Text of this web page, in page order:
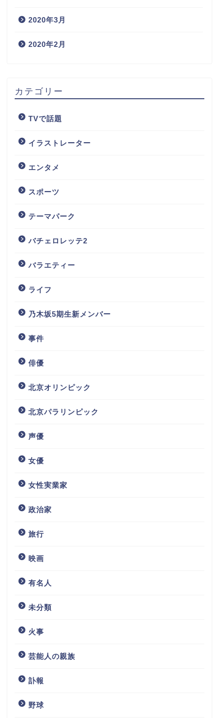
2020年3月
2020年2月
カテゴリー
TVで話題
イラストレーター
エンタメ
スポーツ
テーマパーク
バチェロレッテ2
バラエティー
ライフ
乃木坂5期生新メンバー
事件
俳優
北京オリンピック
北京パラリンピック
声優
女優
女性実業家
政治家
旅行
映画
有名人
未分類
火事
芸能人の親族
訃報
野球